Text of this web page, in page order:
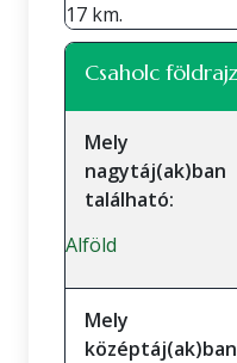
17 km.
Csaholc
Mely
nagytáj(ak)ban
található:
Alföld
Mely
középtáj(ak)ban